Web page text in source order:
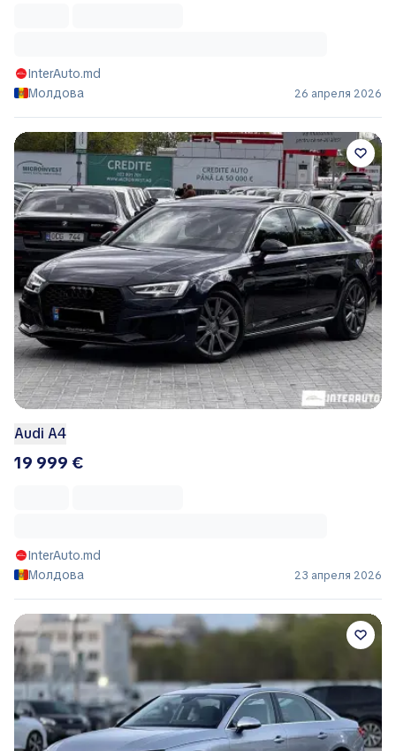
InterAuto.md
Молдова
26 апреля 2026
Audi A4
19 999 €
InterAuto.md
Молдова
23 апреля 2026